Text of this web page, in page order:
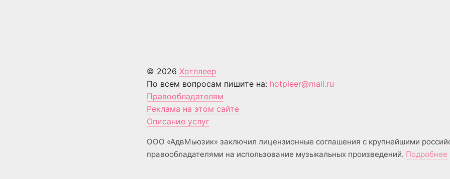
© 2026 Хотплеер
По всем вопросам пишите на: hotpleer@mail.ru
Правообладателям
Реклама на этом сайте
Описание услуг
ООО «АдвМьюзик» заключил лицензионные соглашения с крупнейшими
правообладателями на использование музыкальных произведений. Подробнее